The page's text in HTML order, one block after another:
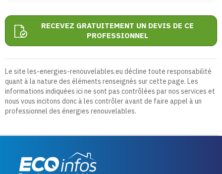
RECEVEZ GRATUITEMENT UN DEVIS DE CE
PROFESSIONNEL
Le site les-energies-renouvelables.eu décline toute responsabilité
quant à la nature des éléments renseignés sur cette page. Les
informations indiquées ici ne sont pas contrôlées par nos services et
nous vous incitons donc à les contrôler avant de faire appel à un
professionnel des énergies renouvelables.